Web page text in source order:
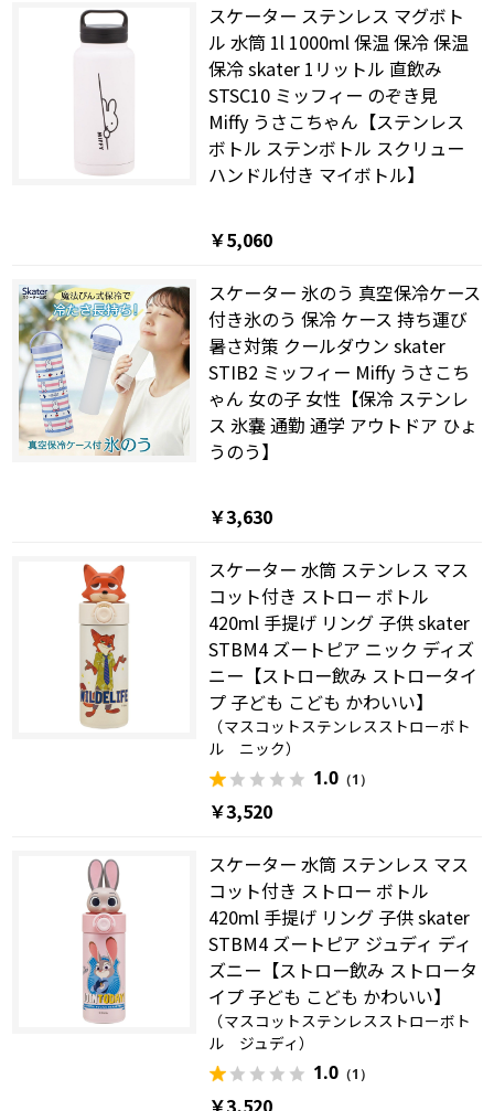
スケーター ステンレス マグボト
ル 水筒 1l 1000ml 保温 保冷 保温
保冷 skater 1リットル 直飲み
STSC10 ミッフィー のぞき見
Miffy うさこちゃん【ステンレス
ボトル ステンボトル スクリュー
ハンドル付き マイボトル】
￥5,060
スケーター 氷のう 真空保冷ケース
付き氷のう 保冷 ケース 持ち運び
暑さ対策 クールダウン skater
STIB2 ミッフィー Miffy うさこち
ゃん 女の子 女性【保冷 ステンレ
ス 氷嚢 通勤 通学 アウトドア ひょ
うのう】
￥3,630
スケーター 水筒 ステンレス マス
コット付き ストロー ボトル
420ml 手提げ リング 子供 skater
STBM4 ズートピア ニック ディズ
ニー【ストロー飲み ストロータイ
プ 子ども こども かわいい】
（マスコットステンレスストローボト
ル ニック）
1.0（1）
￥3,520
スケーター 水筒 ステンレス マス
コット付き ストロー ボトル
420ml 手提げ リング 子供 skater
STBM4 ズートピア ジュディ ディ
ズニー【ストロー飲み ストロータ
イプ 子ども こども かわいい】
（マスコットステンレスストローボト
ル ジュディ）
1.0（1）
￥3,520